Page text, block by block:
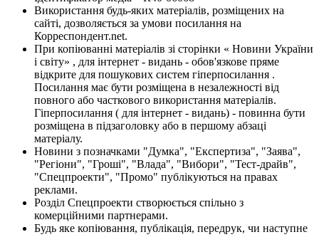
Використання будь-яких матеріалів, розміщених на
сайті, дозволяється за умови посилання на
Корреспондент.net.
При копіюванні матеріалів зі сторінки « Новини України
і світу» , для інтернет - видань - обов'язкове пряме
відкрите для пошукових систем гіперпосилання .
Посилання має бути розміщена в незалежності від
повного або часткового використання матеріалів.
Гіперпосилання ( для інтернет - видань) - повинна бути
розміщена в підзаголовку або в першому абзаці
матеріалу.
Новини з позначками "Думка", "Експертиза", "Заява",
"Регіони", "Гроші", "Влада", "Вибори", "Тест-драйв",
"Спецпроекти", "Промо" публікуються на правах
реклами.
Розділ Спецпроекти створюється спільно з
комерційними партнерами.
Будь яке копіювання, публікація, передрук, чи наступне